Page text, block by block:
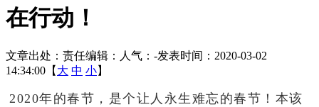
在行动！
文章出处： 责任编辑： 人气： -发表时间：2020-03-02
14:34:00【 大 中 小】
2020年的春节，是个让人永生难忘的春节！本该